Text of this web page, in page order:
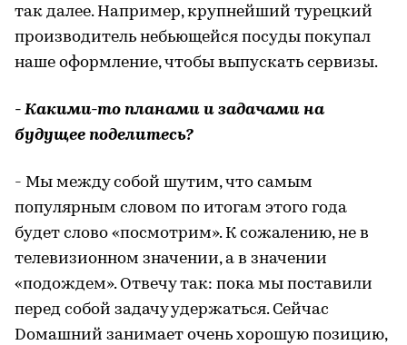
так далее. Например, крупнейший турецкий
производитель небьющейся посуды покупал
наше оформление, чтобы выпускать сервизы.
- Какими-то планами и задачами на
будущее поделитесь?
- Мы между собой шутим, что самым
популярным словом по итогам этого года
будет слово «посмотрим». К сожалению, не в
телевизионном значении, а в значении
«подождем». Отвечу так: пока мы поставили
перед собой задачу удержаться. Сейчас
Dомашний занимает очень хорошую позицию,